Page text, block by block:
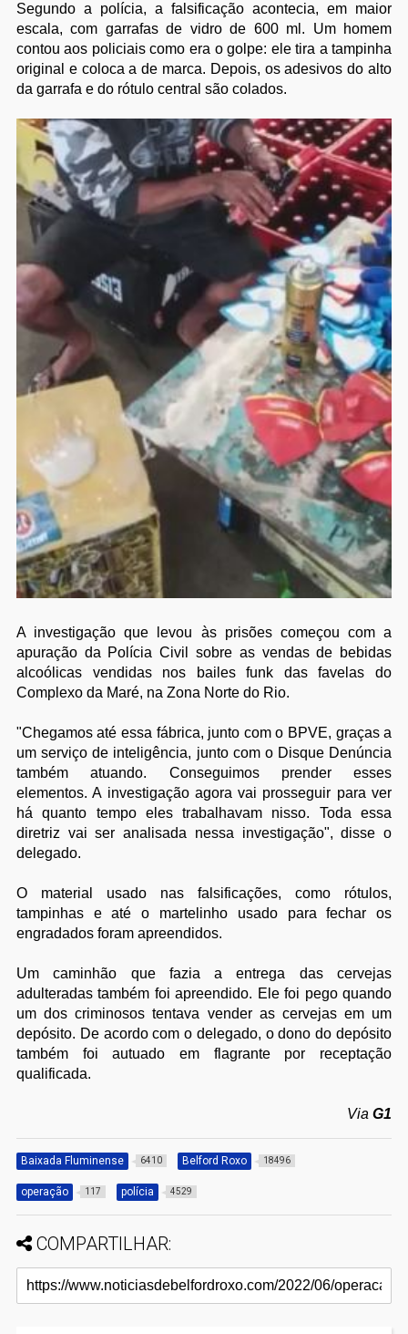
Segundo a polícia, a falsificação acontecia, em maior
escala, com garrafas de vidro de 600 ml. Um homem
contou aos policiais como era o golpe: ele tira a tampinha
original e coloca a de marca. Depois, os adesivos do alto
da garrafa e do rótulo central são colados.
A investigação que levou às prisões começou com a
apuração da Polícia Civil sobre as vendas de bebidas
alcoólicas vendidas nos bailes funk das favelas do
Complexo da Maré, na Zona Norte do Rio.
"Chegamos até essa fábrica, junto com o BPVE, graças a
um serviço de inteligência, junto com o Disque Denúncia
também atuando. Conseguimos prender esses
elementos. A investigação agora vai prosseguir para ver
há quanto tempo eles trabalhavam nisso. Toda essa
diretriz vai ser analisada nessa investigação", disse o
delegado.
O material usado nas falsificações, como rótulos,
tampinhas e até o martelinho usado para fechar os
engradados foram apreendidos.
Um caminhão que fazia a entrega das cervejas
adulteradas também foi apreendido. Ele foi pego quando
um dos criminosos tentava vender as cervejas em um
depósito. De acordo com o delegado, o dono do depósito
também foi autuado em flagrante por receptação
qualificada.
ViaG1
Baixada Fluminense 6410 Belford Roxo 18496
operação 117 polícia 4529
COMPARTILHAR: